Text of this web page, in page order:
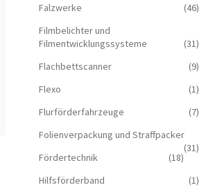
Falzwerke
(46)
Filmbelichter und
Filmentwicklungssysteme
(31)
Flachbettscanner
(9)
Flexo
(1)
Flurförderfahrzeuge
(7)
Folienverpackung und Straffpacker
(31)
Fördertechnik
(18)
Hilfsförderband
(1)